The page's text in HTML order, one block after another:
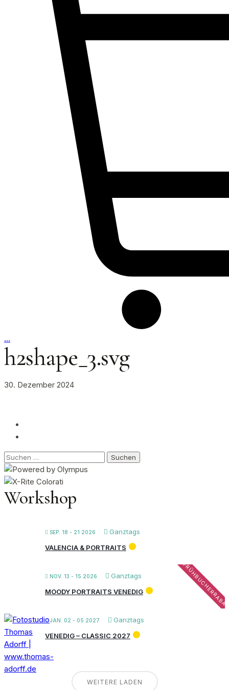
…
h2shape_3.svg
30. Dezember 2024
Suchen
nach:
Workshop
SEP. 18 - 21 2026
Ganztags
VALENCIA & PORTRAITS
NOV. 13 - 15 2026 Ganztags
MOODY PORTRAITS VENEDIG
JAN. 02 - 05 2027
Ganztags
VENEDIG – CLASSIC 2027
WEITERE LADEN